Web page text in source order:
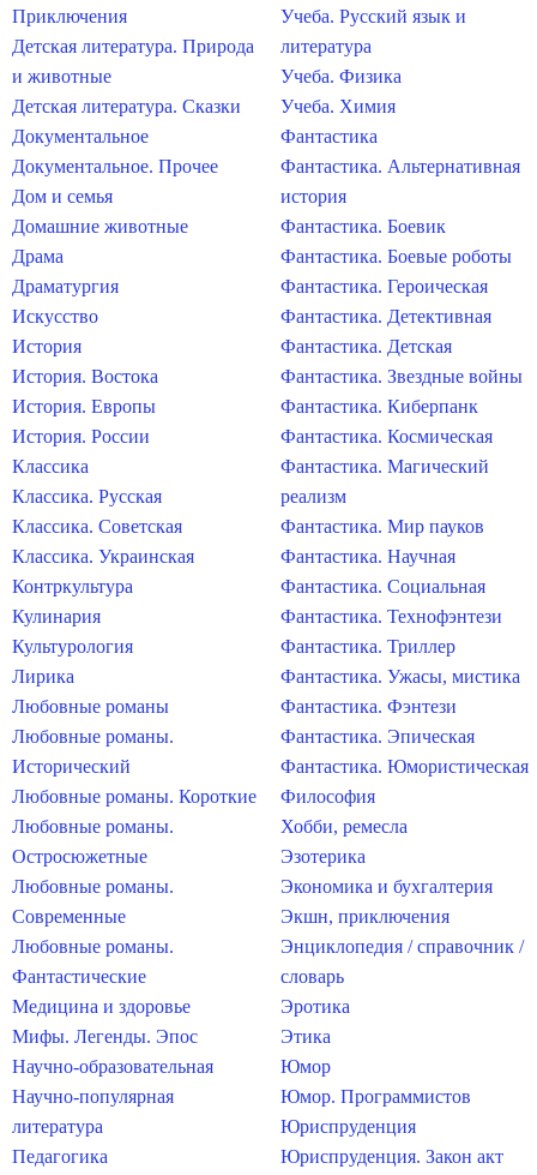
Приключения
Детская литература. Природа
и животные
Детская литература. Сказки
Документальное
Документальное. Прочее
Дом и семья
Домашние животные
Драма
Драматургия
Искусство
История
История. Востока
История. Европы
История. России
Классика
Классика. Русская
Классика. Советская
Классика. Украинская
Контркультура
Кулинария
Культурология
Лирика
Любовные романы
Любовные романы.
Исторический
Любовные романы. Короткие
Любовные романы.
Остросюжетные
Любовные романы.
Современные
Любовные романы.
Фантастические
Медицина и здоровье
Мифы. Легенды. Эпос
Научно-образовательная
Научно-популярная
литература
Педагогика
Учеба. Русский язык и
литература
Учеба. Физика
Учеба. Химия
Фантастика
Фантастика. Альтернативная
история
Фантастика. Боевик
Фантастика. Боевые роботы
Фантастика. Героическая
Фантастика. Детективная
Фантастика. Детская
Фантастика. Звездные войны
Фантастика. Киберпанк
Фантастика. Космическая
Фантастика. Магический
реализм
Фантастика. Мир пауков
Фантастика. Научная
Фантастика. Социальная
Фантастика. Технофэнтези
Фантастика. Триллер
Фантастика. Ужасы, мистика
Фантастика. Фэнтези
Фантастика. Эпическая
Фантастика. Юмористическая
Философия
Хобби, ремесла
Эзотерика
Экономика и бухгалтерия
Экшн, приключения
Энциклопедия / справочник /
словарь
Эротика
Этика
Юмор
Юмор. Программистов
Юриспруденция
Юриспруденция. Закон акт